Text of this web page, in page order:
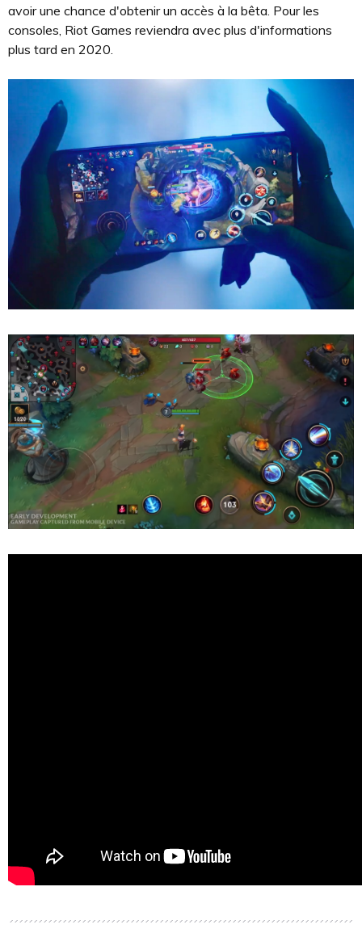
avoir une chance d'obtenir un accès à la bêta. Pour les
consoles, Riot Games reviendra avec plus d'informations
plus tard en 2020.